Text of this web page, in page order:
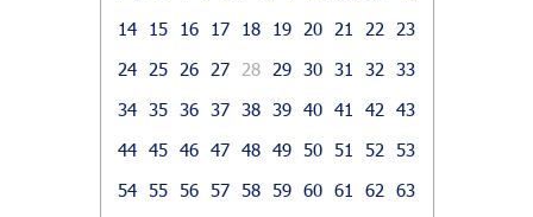
14
15 16 17 18 19 20 21 22
23
24
25 26 27 28 29 30 31 32
33
34 35 36 37 38 39 40 41 42
43
44 45 46 47 48 49 50 51 52
53
54 55 56 57 58 59 60 61 62
63